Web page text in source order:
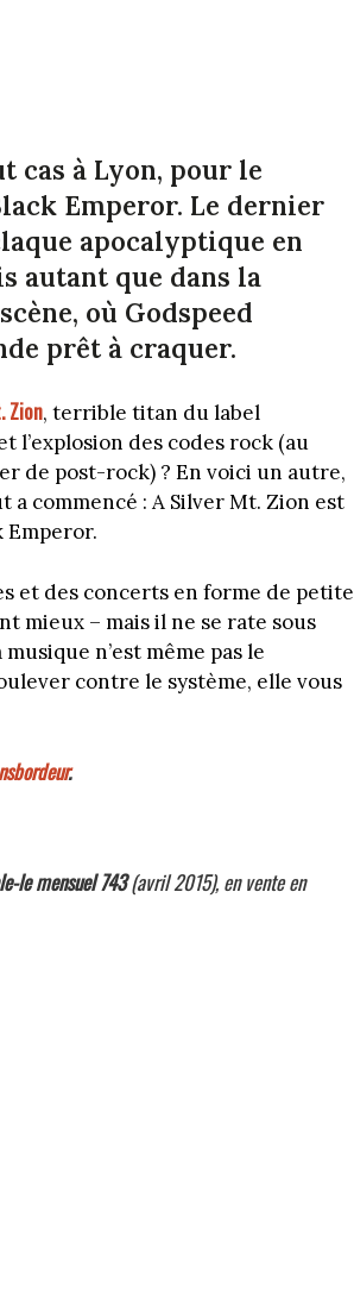
cas à Lyon, pour le
Emperor. Le dernier
apocalyptique en
autant que dans la
où Godspeed
prêt à craquer.
Zion, terrible titan du label
l’explosion des codes rock (au
de post-rock) ? En voici un autre,
commencé : A Silver Mt. Zion est
Emperor.
et des concerts en forme de petite
mieux – mais il ne se rate sous
n’est même pas le
contre le système, elle vous
.
le mensuel 743(avril 2015), en vente en